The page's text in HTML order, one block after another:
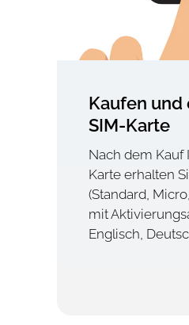
Kaufen und
SIM-Karte
Nach dem Kauf
Karte erhalten
(Standard,
mit
Englisch,